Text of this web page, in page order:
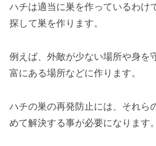
ハチは適当に巣を作っているわけ
探して巣を作ります。
例えば、外敵が少ない場所や身を
富にある場所などに作ります。
ハチの巣の再発防止には、それら
めて解決する事が必要になります。